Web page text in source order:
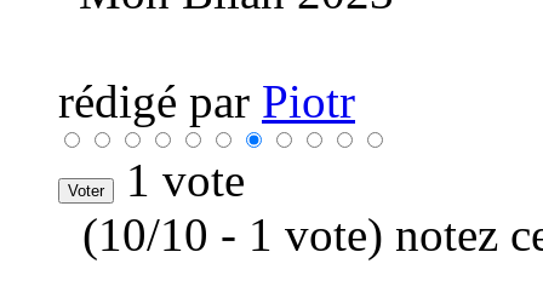
rédigé par Piotr
1 vote
(10/10 - 1 vote) notez